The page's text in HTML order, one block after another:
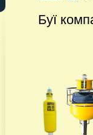
Буї